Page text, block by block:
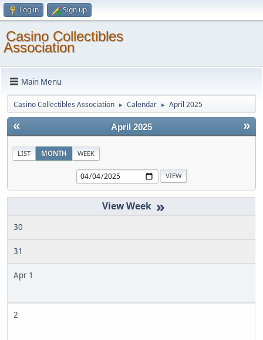
Log in Sign up
Casino Collectibles
Association
Main Menu
Casino Collectibles Association ► Calendar ► April 2025
« »
April 2025
LIST MONTH WEEK
»
30
31
Apr 1
2